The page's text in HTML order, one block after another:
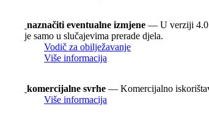
naznačiti eventualne izmjene — U verziji 4.0
je samo u slučajevima prerade djela.
Vodič za obilježavanje
Više informacija
komercijalne svrhe — Komercijalno
Više informacija